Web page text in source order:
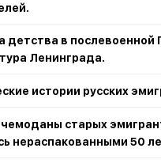
детства в послевоенной
Ленинграда.
истории русских
старых
нераспакованными 50